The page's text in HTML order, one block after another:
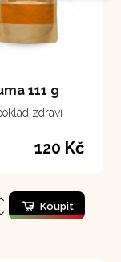
111 g
zdraví
120 Kč
Koupit